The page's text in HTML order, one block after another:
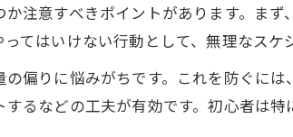
注意すべきポイントがあります。ま
てはいけない行動として、無理なスケ
偏りに悩みがちです。これを防ぐに
るなどの工夫が有効です。初心者は